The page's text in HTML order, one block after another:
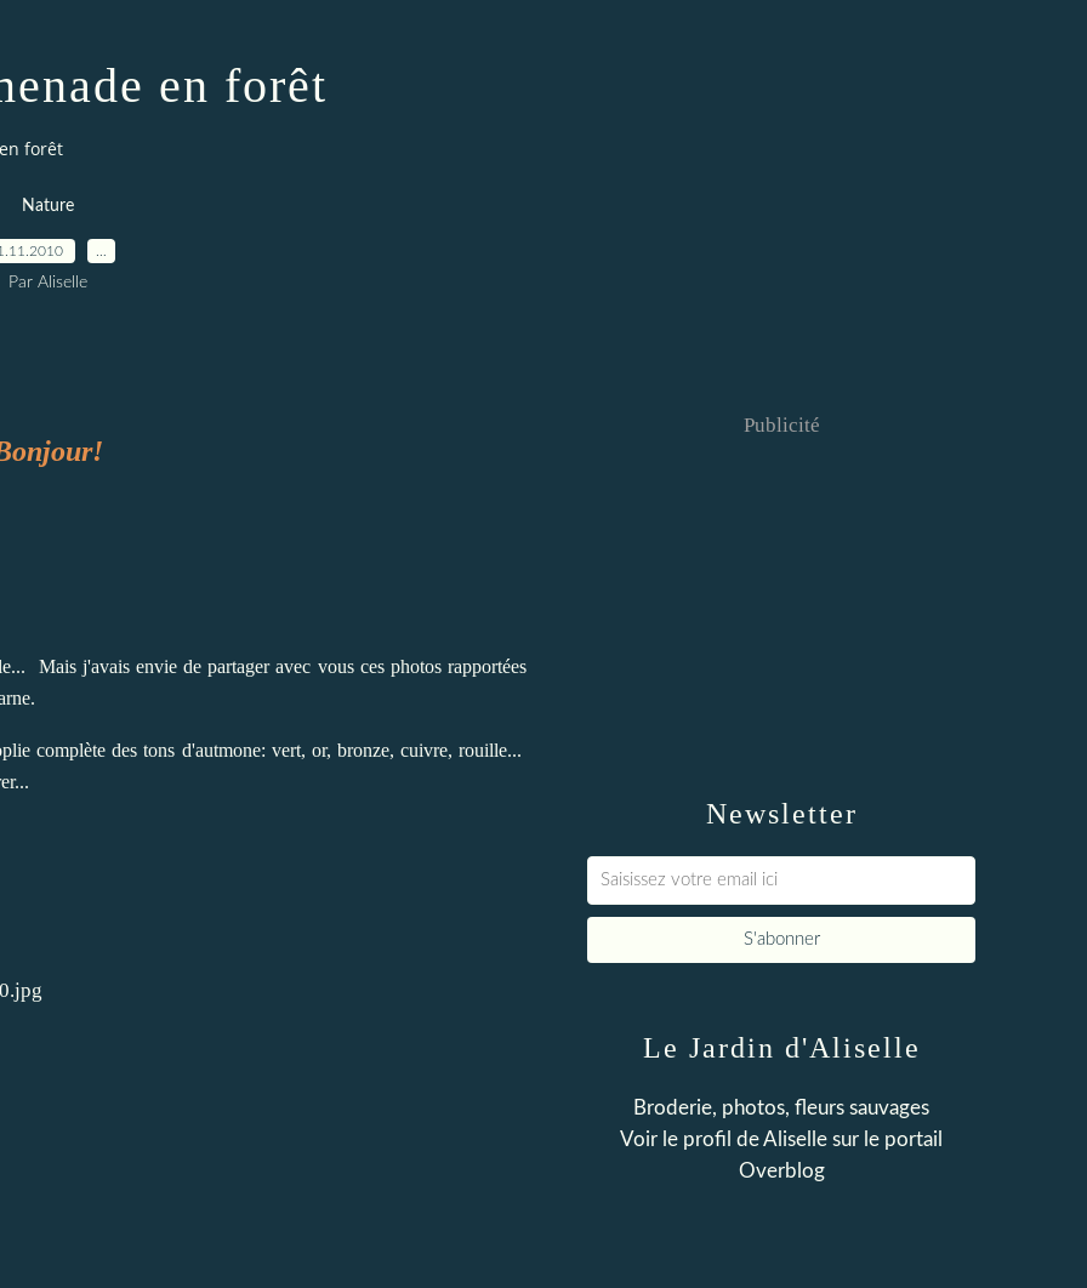
en forêt
forêt
Nature
Par Aliselle
Mais j'avais envie de partager avec vous ces photos rapportées
complète des tons d'autmone: vert, or, bronze, cuivre, rouille...
Newsletter
Publicité
Le Jardin d'Aliselle
Broderie, photos, fleurs sauvages
Voir le profil deAliselle sur le portail
Overblog